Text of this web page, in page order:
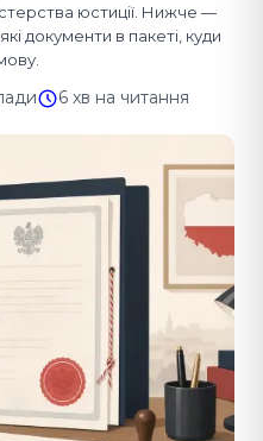
юстиції. Нижче —
документи в пакеті, куди
6 хв на читання